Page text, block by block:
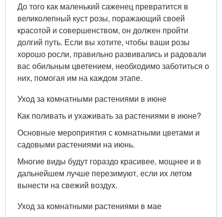
До того как маленький саженец превратится в
великолепный куст розы, поражающий своей
красотой и совершенством, он должен пройти
долгий путь. Если вы хотите, чтобы ваши розы
хорошо росли, правильно развивались и радовали
вас обильным цветением, необходимо заботиться о
них, помогая им на каждом этапе.
Уход за комнатными растениями в июне
Как поливать и ухаживать за растениями в июне?
Основные мероприятия с комнатными цветами и
садовыми растениями на июнь.
Многие виды будут гораздо красивее, мощнее и в
дальнейшем лучше перезимуют, если их летом
вынести на свежий воздух.
Уход за комнатными растениями в мае